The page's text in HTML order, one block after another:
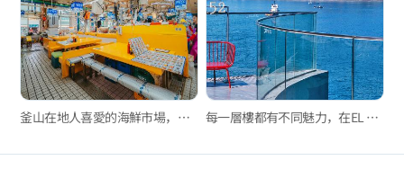
釜山在地人喜愛的海鮮市場，新東亞水產綜合市場與玄風餐廳 每一層樓都有不同魅力，在EL 16.52欣賞最特別的松島海景